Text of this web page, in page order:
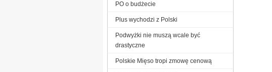
PO o budżecie
Plus wychodzi z Polski
Podwyżki nie muszą wcale być
drastyczne
Polskie Mięso tropi zmowę cenową